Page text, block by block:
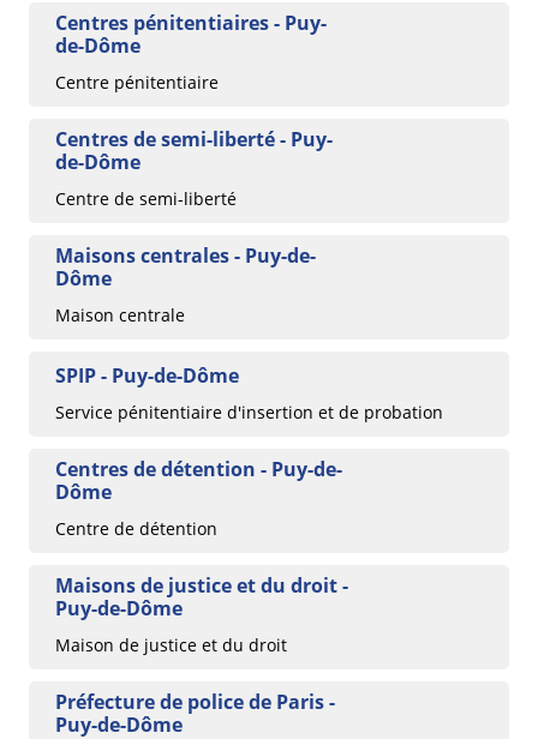
Centres pénitentiaires - Puy-
de-Dôme
Centre pénitentiaire
Centres de semi-liberté - Puy-
de-Dôme
Centre de semi-liberté
Maisons centrales - Puy-de-
Dôme
Maison centrale
SPIP - Puy-de-Dôme
Service pénitentiaire d'insertion et de probation
Centres de détention - Puy-de-
Dôme
Centre de détention
Maisons de justice et du droit -
Puy-de-Dôme
Maison de justice et du droit
Préfecture de police de Paris -
Puy-de-Dôme